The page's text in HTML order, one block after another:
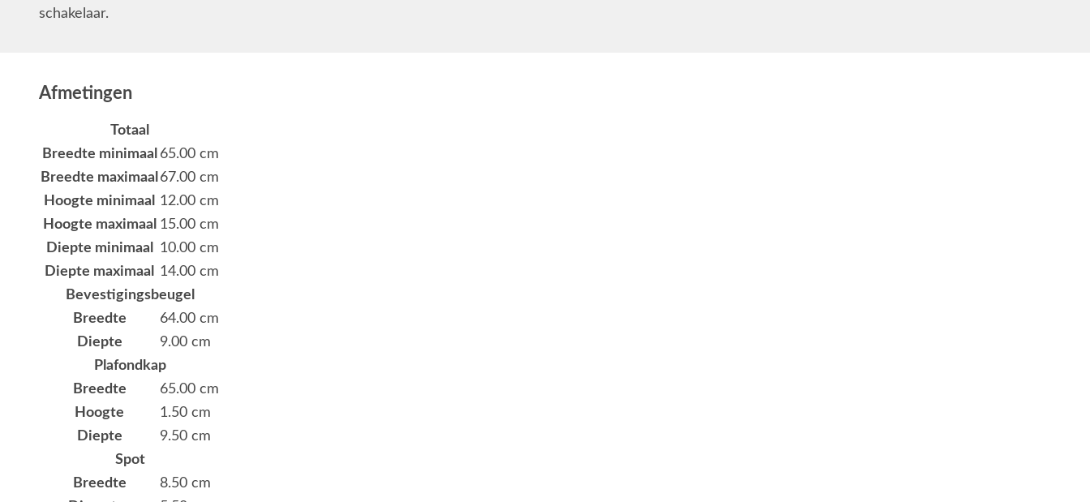
schakelaar.
Afmetingen
Totaal
Breedte minimaal 65.00 cm
Breedte maximaal 67.00 cm
Hoogte minimaal
12.00 cm
Hoogte maximaal 15.00 cm
Diepte minimaal
10.00 cm
Diepte maximaal
14.00 cm
Bevestigingsbeugel
Breedte
64.00 cm
Diepte
9.00 cm
Plafondkap
Breedte
65.00 cm
Hoogte
1.50 cm
Diepte
9.50 cm
Spot
Breedte
8.50 cm